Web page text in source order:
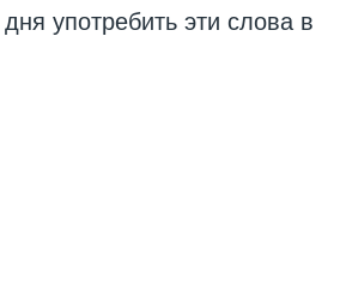
употребить эти слова в